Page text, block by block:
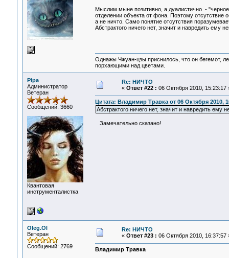
Мыслим мыне позитивно, а дуалистично -
отделении объекта от фона. Поэтому отсутствие
а не ничто. Само понятие отсутствия
Абстрактого ничего нет, значит и навредить ему
Однажы Чжуан-цзы приснилось, что он бегемот,
порхающими над цветами.
Pipa
Администратор
Ветеран
Сообщений: 3660
Квантовая
инструменталистка
Re: НИЧТО
« Ответ #22 : 06 Октября 2010, 15:23:17
Цитата: Владимир Травка от 06 Октября 2010,
Абстрактого ничего нет, значит и навредить ему
Замечательно сказано!
Oleg.Ol
Ветеран
Сообщений: 2769
Re: НИЧТО
« Ответ #23 : 06 Октября 2010, 16:37:57
Владимир Травка